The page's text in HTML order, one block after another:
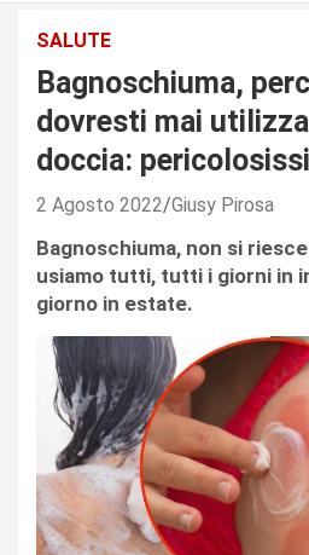
SALUTE
Bagnoschiuma,
dovresti mai
doccia:
2 Agosto 2022 Giusy Pirosa
Bagnoschiuma, non si
usiamo tutti, tutti i giorni in
giorno in estate.